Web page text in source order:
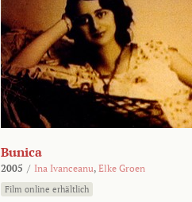
Bunica
2005 / Ina Ivanceanu, Elke Groen
Film online erhältlich